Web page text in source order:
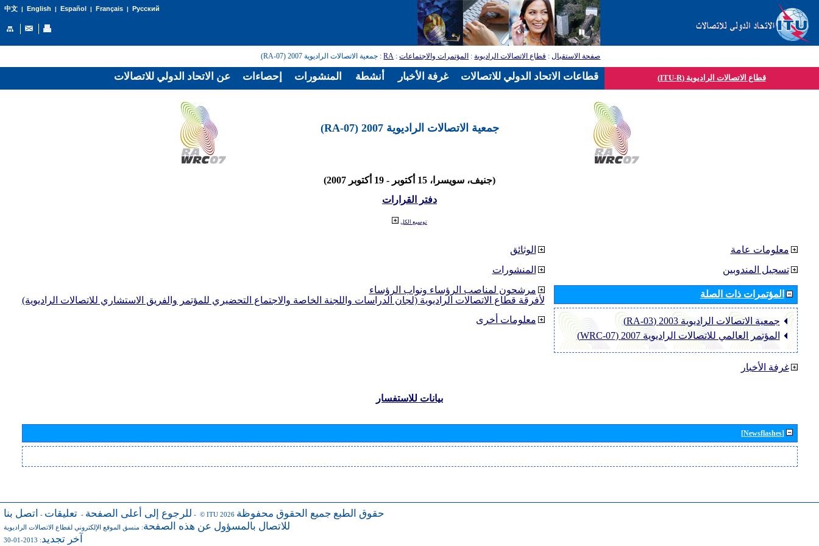
中文| English | Español | Français| Русский
صفحة الاستقبال: قطاع الاتصالات الراديوية: المؤتمرات والاجتماعات:
RA: جمعية الاتصالات الراديوية 2007 (RA-07)
قطاع الاتصالات الراديوية (ITU-R)
جمعية الاتصالات الراديوية 2007 (RA-07)
(جنيف، سويسرا، 15 أكتوبر - 19 أكتوبر 2007)
دفتر القرارات
توسيع الكل
الوثائق
المنشورات
مرشحون لمناصب الرؤساء ونواب الرؤساء
لأفرقة قطاع الاتصالات الراديوية (لجان الدراسات واللجنة الخاصة والاجتماع التحضيري للمؤتمر والفريق الاستشاري للاتصالات الراديوية)
معلومات أخرى
معلومات عامة
تسجيل المندوبين
المؤتمرات ذات الصلة
جمعية الاتصالات الراديوية 2003 (RA-03)
المؤتمر العالمي للاتصالات الراديوية 2007 (WRC-07)
غرفة الأخبار
بيانات للاستفسار
[Newsflashes]
للرجوع إلى أعلى الصفحة - تعليقات - اتصل بنا - © ITU 2026 حقوق الطبع جميع الحقوق محفوظة
للاتصال بالمسؤول عن هذه الصفحة: منسق الموقع الإلكتروني لقطاع الاتصالات الراديوية
آخر تجديد: 2013-01-30
عن الاتحاد الدولي للاتصالات إحصاءات المنشورات أنشطة غرفة الأخبار قطاعات الاتحاد الدولي للاتصالات